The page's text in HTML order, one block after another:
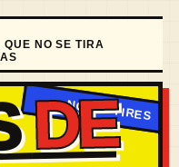
QUE NO SE TIRA
DE